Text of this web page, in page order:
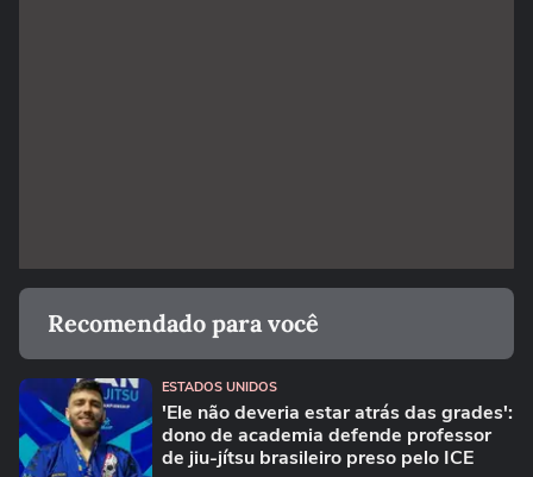
Recomendado para você
ESTADOS UNIDOS
'Ele não deveria estar atrás das grades':
dono de academia defende professor
de jiu-jítsu brasileiro preso pelo ICE